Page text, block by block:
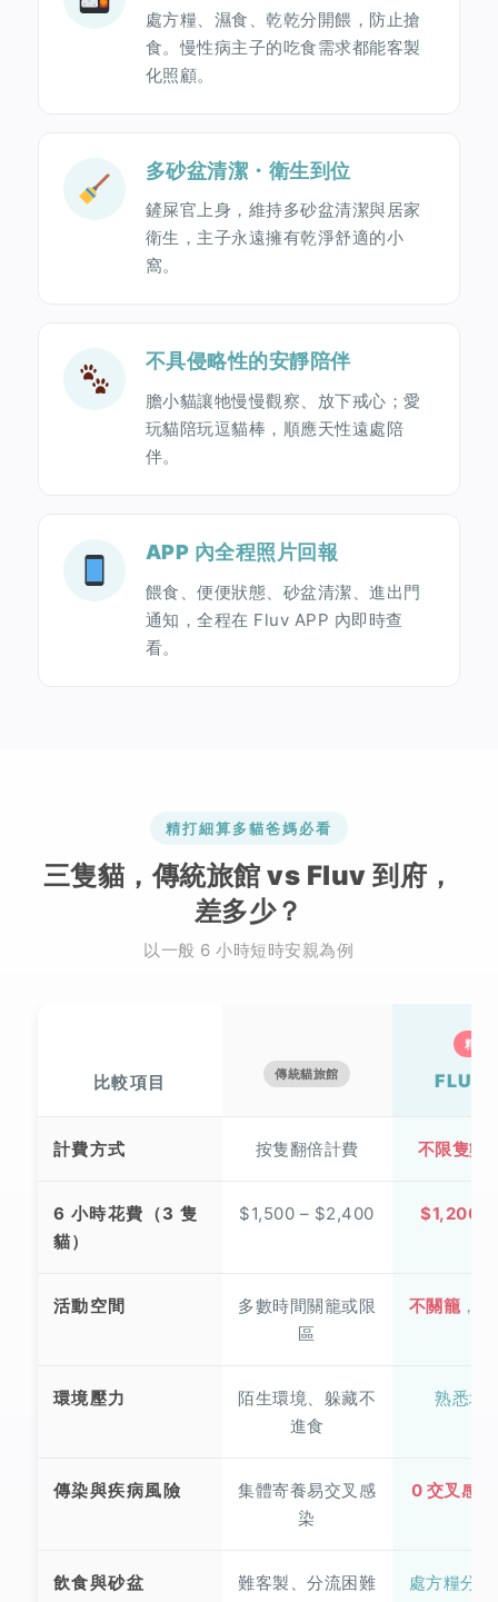
處方糧、濕食、乾乾分開餵，防止搶
食。慢性病主子的吃食需求都能客製
化照顧。
多砂盆清潔・衛生到位
鏟屎官上身，維持多砂盆清潔與居家
衛生，主子永遠擁有乾淨舒適的小
窩。
不具侵略性的安靜陪伴
膽小貓讓牠慢慢觀察、放下戒心；愛
玩貓陪玩逗貓棒，順應天性遠處陪
伴。
APP 內全程照片回報
餵食、便便狀態、砂盆清潔、進出門
通知，全程在 Fluv APP 內即時查
看。
精打細算多貓爸媽必看
三隻貓，傳統旅館 vs Fluv 到府，
差多少？
以一般 6 小時短時安親為例
比較項目 傳統貓旅館
精打
FLUV
計費方式 按隻翻倍計費 不限隻數
6 小時花費（3 隻
貓）
$1,500 – $2,400
$1,200
活動空間
多數時間關籠或限
區
不關籠 ，
環境壓力
陌生環境、躲藏不
進食
熟悉地
傳染與疾病風險
集體寄養易交叉感
染
0 交叉感染
飲食與砂盆 難客製、分流困難 處方糧分